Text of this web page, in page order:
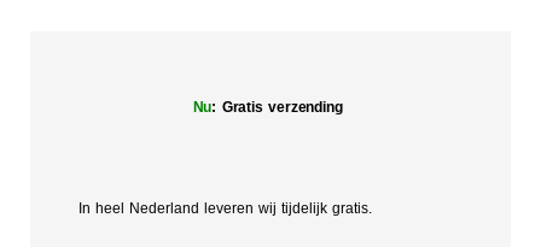
Nu: Gratis verzending
In heel Nederland leveren wij tijdelijk gratis.